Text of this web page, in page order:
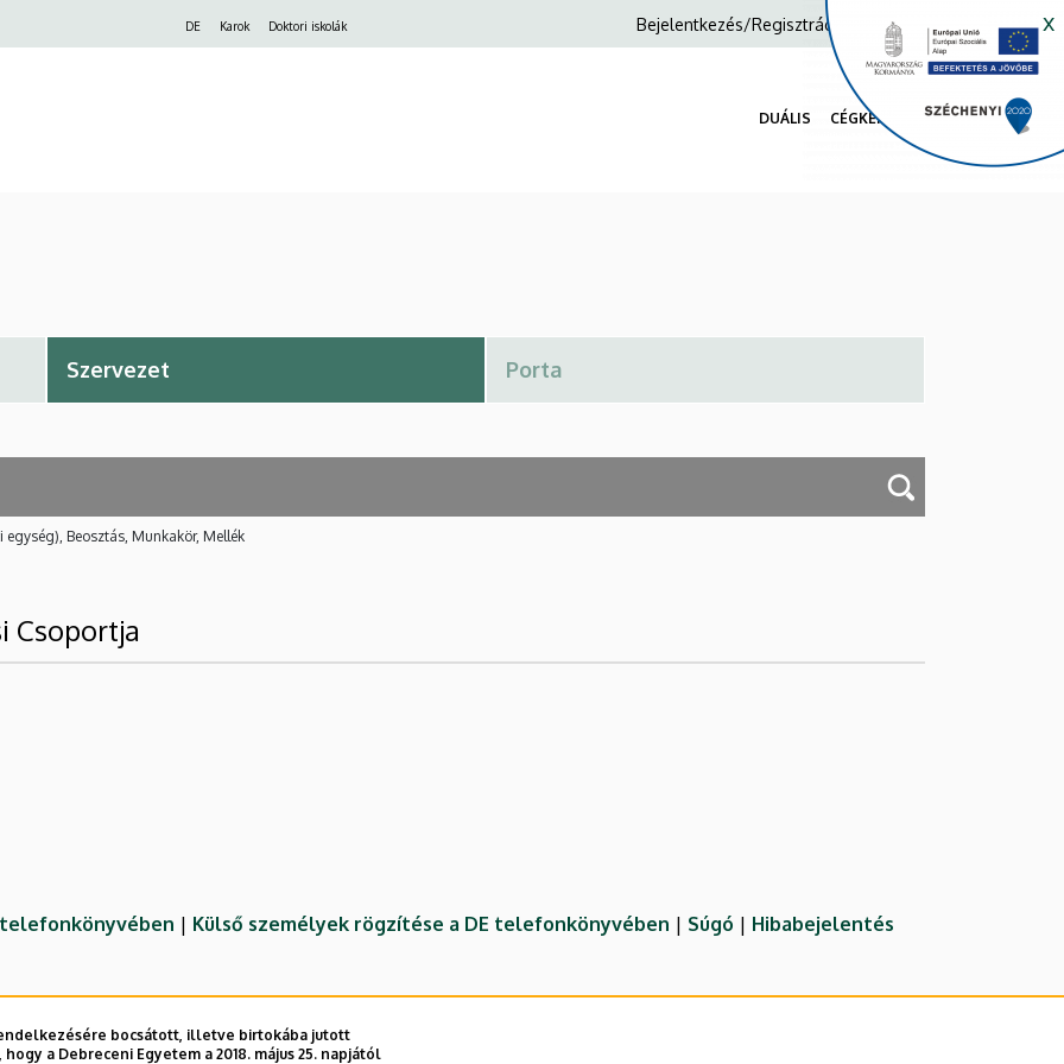
DE Karok Doktori iskolák x
Anonim
Bejelentkezés/Regisztráció
navigáció
DUÁLIS CÉGKERESŐ
egység), Beosztás, Munkakör, Mellék
Csoportja
| Külső személyek rögzítése a DE telefonkönyvében | Súgó | Hibabejelentés
bocsátott, illetve birtokába jutott
a Debreceni Egyetem a 2018. május 25. napjától